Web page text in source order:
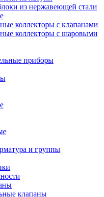
из нержавеющей стали
коллекторы с клапанами
коллекторы с шаровыми
приборы
и группы
клапаны